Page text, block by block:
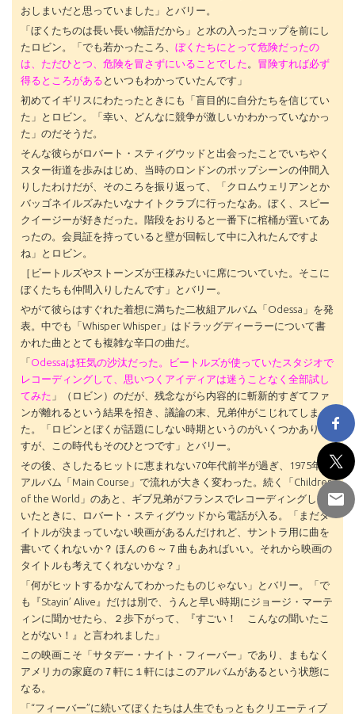
おしまいだと思っていました」とバリー。
「ぼくたちのは長い長い物語だから」と水の入ったコップを前にし
たロビン。「でも若かったころ、 ぼくたちにとって危険だったの
は、ただひとつ、危険を冒さずにいること でした
冒険すれば必ず
得るところがある といつもわかっていたんです」
初めてイギリスにわたったときにも「盲目的に自分たちを信じてい
た」とロビン。「幸い、どんなに競争が激しいかわかっていなかっ
た」のだそうだ。
そんな彼らがロバート・スティグウッドと出会ったことでいちやく
スター街道を歩みはじめ、当時のロンドンのポップシーンの仲間入
りしたわけだが、そのころを振り返って、「クロムウェリアンとか
バッゴネイルズみたいなナイトクラブに行ったなあ。ぼく、スピー
クイージーが好きだった。階段をおりると一番下に棺桶が置いてあ
ったの。会員証を持っていると壁が回転して中に入れたんですよ
ね」とロビン。
［ビートルズやストーンズが王様みたいに席についていた。そこに
ぼくたちも仲間入りしたんです」とバリー。
やがて彼らはすぐれた着想に満ちた二枚組アルバム「Odessa」を発
表。中でも「Whisper Whisper」はドラッグディーラーについて書
かれた曲ととても複雑な辛口の曲だ。
「Odessaは狂気の沙汰だった。ビートルズが使っていたスタジオで
レコーディングして、思いつくアイディアは迷うことなく全部試し
てみた 」（ロビン）のだが、残念ながら内容的に斬新的すぎてファ
ンが離れるという結果を招き、議論の末、兄弟仲がこじれてしまっ
た。「ロビンとぼくが話題にしない時期というのがいくつかありま
すが、この時代もそのひとつです」とバリー。
その後、さしたるヒットに恵まれない70年代前半が過ぎ、1975年の
アルバム「Main Course」で流れが大きく変わった。続く「Children
of the World」のあと、ギブ兄弟がフランスでレコーディングして
いたときに、ロバート・スティグウッドから電話が入る。「まだタ
イトルが決まっていない映画があるんだけれど、サントラ用に曲を
書いてくれないか？ ほんの６～７曲もあればいい。それから映画の
タイトルも考えてくれないかな？」
「何がヒットするかなんてわかったものじゃない」とバリー。「で
も『Stayin’ Alive』だけは別で、うんと早い時期にジョージ・マーテ
ィンに聞かせたら、２歩下がって、『すごい！ こんなの聞いたこ
とがない！』と言われました」
この映画こそ「サタデー・ナイト・フィーバー」であり、まもなく
アメリカの家庭の７軒に１軒にはこのアルバムがあるという状態に
なる。
「“フィーバー”に続いてぼくたちは人生でもっともクリエーティブ